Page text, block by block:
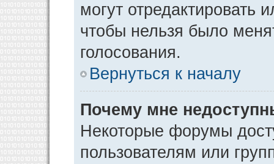
могут отредактировать
чтобы нельзя было
голосования.
Вернуться к началу
Почему мне
Некоторые форумы
пользователям или